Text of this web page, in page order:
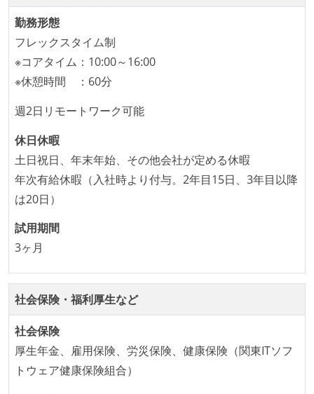
参加している
タスクの見積もりは、実装を担当するメンバーが中心
となって行う
全体のスケジュール管理は、途中の成果を随時確認し
ながら、納期または盛り込む機能を柔軟に調整する形
で行う
コード品質向上のための取り組み
本番にデプロイされるコードには、全てコードレビュ
ーまたはペアプログラミングを実施している
「リファクタリングは随時行われるべき」という価値
観をメンバー全員が共有しており、日常的に実施して
いる
うにしている
提出されたコードには自動的にリグレッションテスト
コード品質評価ツールを導入して、メンバーが常に確
認できるようにしている
勤務形態
フレックスタイム制
※コアタイム：10:00～16:00
※休憩時間 ：60分
週2日リモートワーク可能
休日休暇
土日祝日、年末年始、その他会社が定める休暇
年次有給休暇（入社時より付与。2年目15日、3年目以降
は20日）
試用期間
3ヶ月
社会保険・福利厚生など
社会保険
厚生年金、雇用保険、労災保険、健康保険（関東ITソフ
トウェア健康保険組合）